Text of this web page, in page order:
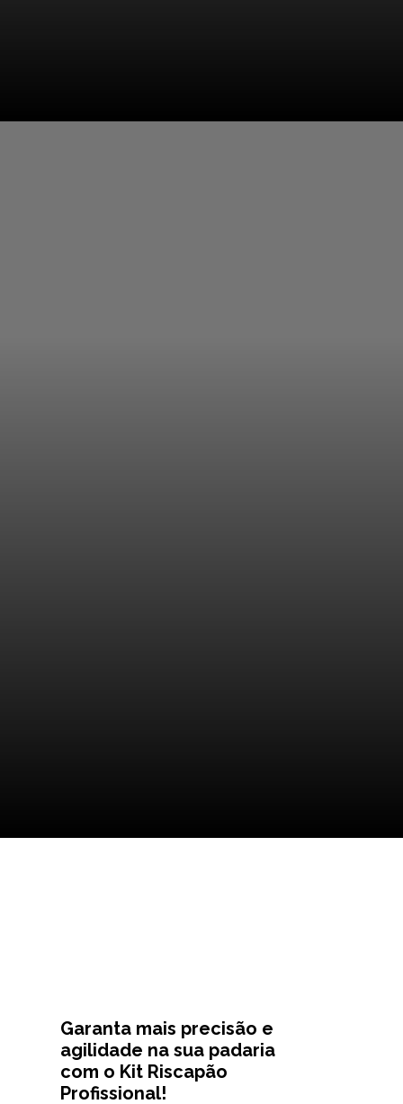
Garanta mais precisão e
agilidade na sua padaria
com o Kit Riscapão
Profissional!